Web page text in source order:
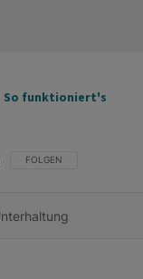
So funktioniert's
FOLGE DIESER
FOLGEN